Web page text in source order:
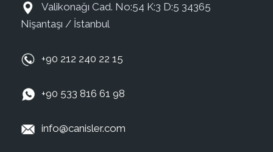
Valikonağı Cad. No:54 K:3 D:5 34365
Nişantaşı / İstanbul
+90 212 240 22 15
+90 533 816 61 98
info@canisler.com